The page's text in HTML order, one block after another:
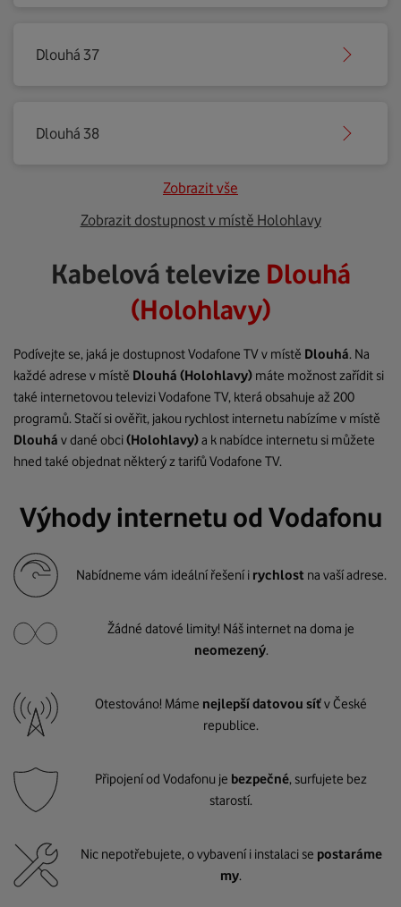
Dlouhá 37
Dlouhá 38
Zobrazit vše
Zobrazit dostupnost v místě Holohlavy
Kabelová televize Dlouhá
(Holohlavy)
Podívejte se, jaká je dostupnost Vodafone TV v místě Dlouhá. Na
každé adrese v místě Dlouhá (Holohlavy) máte možnost zařídit si
také internetovou televizi Vodafone TV, která obsahuje až 200
programů. Stačí si ověřit, jakou rychlost internetu nabízíme v místě
Dlouhá v dané obci(Holohlavy)a k nabídce internetu si můžete
hned také objednat některý z tarifů Vodafone TV.
Výhody internetu od Vodafonu
Nabídneme vám ideální řešení i rychlost na vaší adrese.
Žádné datové limity! Náš internet na doma je
neomezený.
Otestováno! Máme nejlepší datovou síťv České
republice.
Připojení od Vodafonu je bezpečné, surfujete bez
starostí.
Nic nepotřebujete, o vybavení i instalaci se postaráme
my.